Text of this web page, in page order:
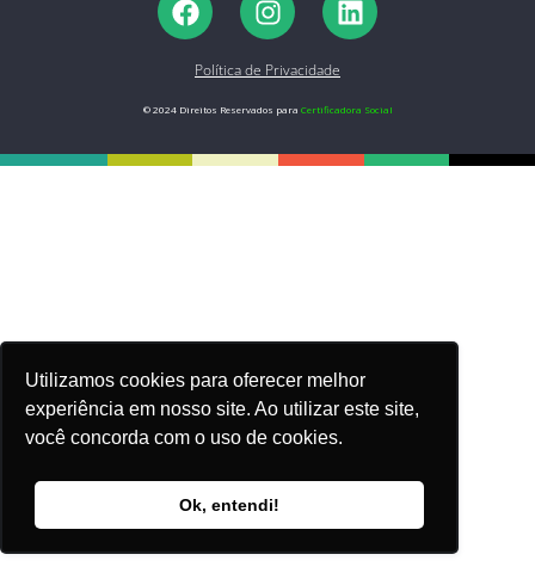
Utilizamos cookies para oferecer melhor
experiência em nosso site. Ao utilizar este site,
você concorda com o uso de cookies.
Ok, entendi!
Política de Privacidade
© 2024 Direitos Reservados para Certificadora Social